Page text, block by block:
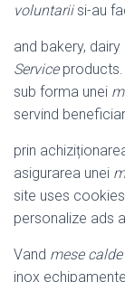
voluntariisi-au
and bakery,
Serviceproducts.
sub forma unei
servind
prin
asigurarea unei
site uses
personalize ads
Vand mese calde
inox